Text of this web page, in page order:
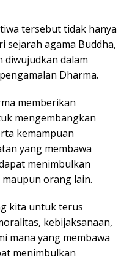
tersebut tidak hanya
sejarah agama Buddha,
diwujudkan dalam
Dharma.
memberikan
mengembangkan
kemampuan
yang membawa
menimbulkan
orang lain.
kita untuk terus
kebijaksanaan,
mana yang membawa
menimbulkan